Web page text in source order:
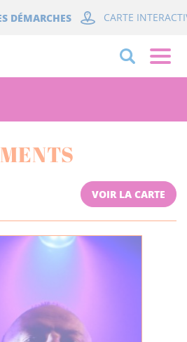
DÉMARCHES CARTE
VOIR LA CARTE